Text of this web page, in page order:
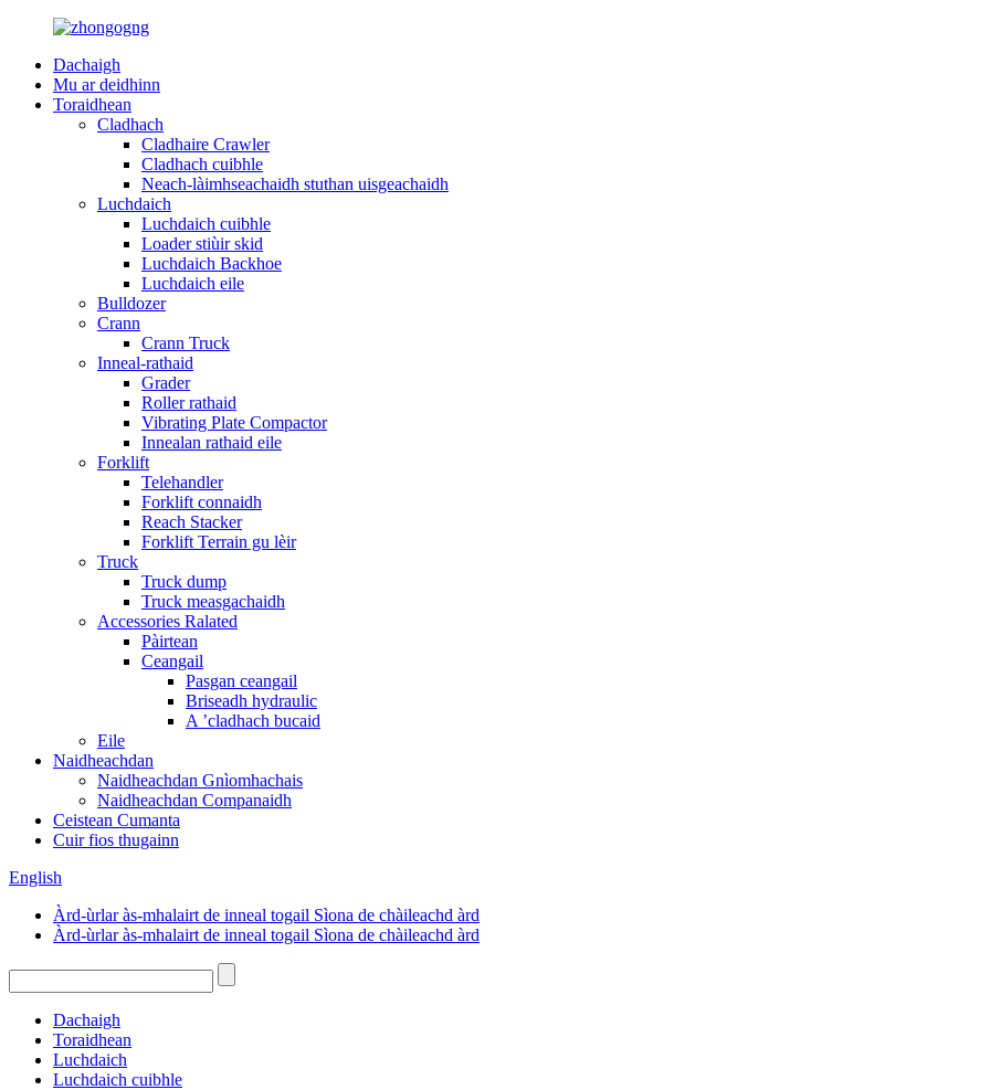
Dachaigh
Mu ar deidhinn
Toraidhean
Cladhach
Cladhaire Crawler
Cladhach cuibhle
Neach-làimhseachaidh stuthan uisgeachaidh
Luchdaich
Luchdaich cuibhle
Loader stiùir skid
Luchdaich Backhoe
Luchdaich eile
Bulldozer
Crann
Crann Truck
Inneal-rathaid
Grader
Roller rathaid
Vibrating Plate Compactor
Innealan rathaid eile
Forklift
Telehandler
Forklift connaidh
Reach Stacker
Forklift Terrain gu lèir
Truck
Truck dump
Truck measgachaidh
Accessories Ralated
Pàirtean
Ceangail
Pasgan ceangail
Briseadh hydraulic
A ’cladhach bucaid
Eile
Naidheachdan
Naidheachdan Gnìomhachais
Naidheachdan Companaidh
Ceistean Cumanta
Cuir fios thugainn
English
Àrd-ùrlar às-mhalairt de inneal togail Sìona de chàileachd àrd
Àrd-ùrlar às-mhalairt de inneal togail Sìona de chàileachd àrd
Dachaigh
Toraidhean
Luchdaich
Luchdaich cuibhle